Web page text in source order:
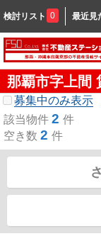
検討リスト 0 最近見
那覇市字上間
募集中のみ表示
該当物件 2 件
空き数 2 件